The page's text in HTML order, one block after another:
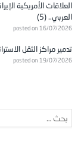
العلاقات الأمريكية
العربي.. (5)
posted on 16/07/2026
تدمير مراكز الثقل
posted on 19/07/2026